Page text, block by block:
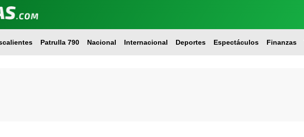
Patrulla 790 Nacional Internacional Deportes Espectáculos Finanzas